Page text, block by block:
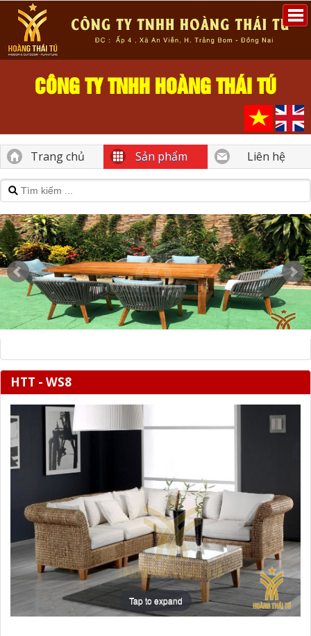
CÔNG TY TNHH HOÀNG THÁI TÚ
Trang chủ Sản phẩm Liên hệ
HTT - WS8
Tap to expand